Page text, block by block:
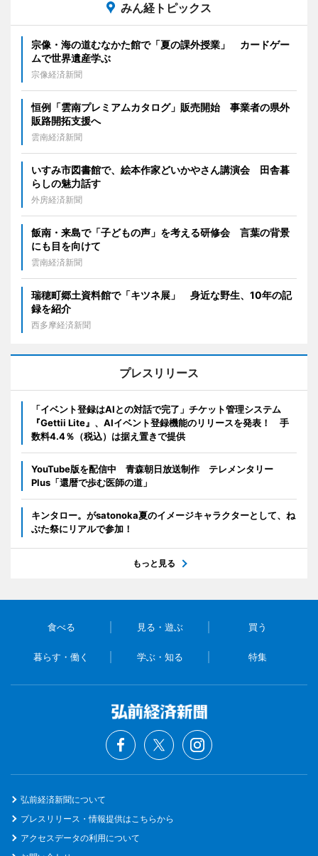
みん経トピックス
宗像・海の道むなかた館で「夏の課外授業」 カードゲー
ムで世界遺産学ぶ
宗像経済新聞
恒例「雲南プレミアムカタログ」販売開始 事業者の県外
販路開拓支援へ
雲南経済新聞
いすみ市図書館で、絵本作家どいかやさん講演会 田舎暮
らしの魅力話す
外房経済新聞
飯南・来島で「子どもの声」を考える研修会 言葉の背景
にも目を向けて
雲南経済新聞
瑞穂町郷土資料館で「キツネ展」 身近な野生、10年の記
録を紹介
西多摩経済新聞
プレスリリース
「イベント登録はAIとの対話で完了」チケット管理システム
『Gettii Lite』、AIイベント登録機能のリリースを発表！ 手
数料4.4％（税込）は据え置きで提供
YouTube版を配信中 青森朝日放送制作 テレメンタリー
Plus「還暦で歩む医師の道」
キンタロー。がsatonoka夏のイメージキャラクターとして、ね
ぶた祭にリアルで参加！
もっと見る
食べる 見る・遊ぶ 買う
暮らす・働く 学ぶ・知る 特集
弘前経済新聞について
プレスリリース・情報提供はこちらから
アクセスデータの利用について